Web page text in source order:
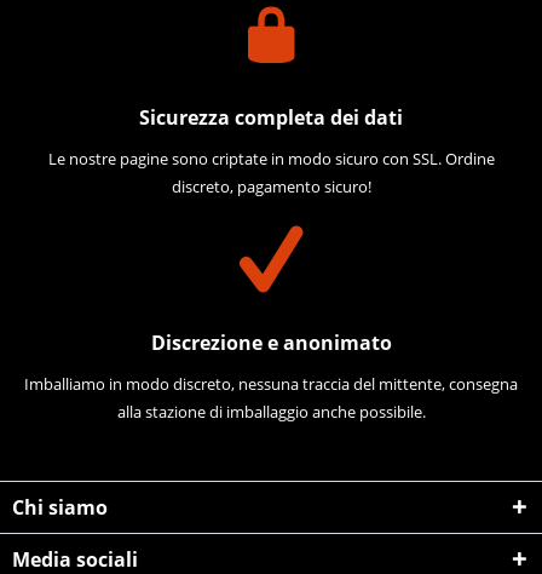
Sicurezza completa dei dati
Le nostre pagine sono criptate in modo sicuro con SSL. Ordine
discreto, pagamento sicuro!
Discrezione e anonimato
Imballiamo in modo discreto, nessuna traccia del mittente, consegna
alla stazione di imballaggio anche possibile.
Chi siamo
Media sociali